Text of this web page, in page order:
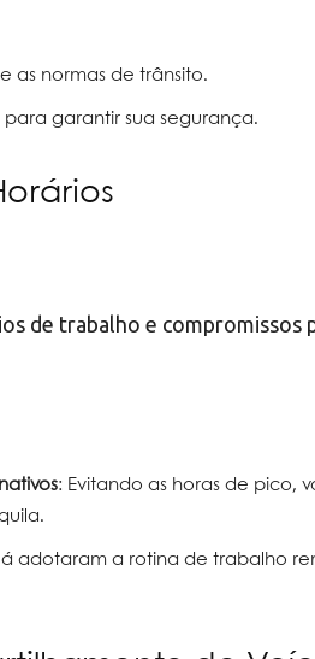
as normas de trânsito.
para garantir sua segurança.
de trabalho e compromissos
: Evitando as horas de pico,
adotaram a rotina de trabalho